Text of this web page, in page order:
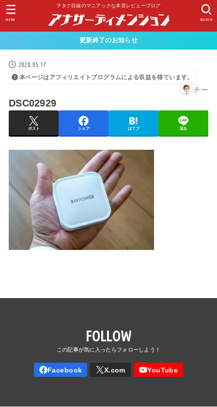
ヲタク目線のマニアックな本音レビューブログ
SEARCH
MENU
更新終了のお知らせ
2020.05.17
本ページはアフィリエイトプログラムによる収益を得ています。
チー
DSC02929
ポスト シェア はてブ 送る
FOLLOW